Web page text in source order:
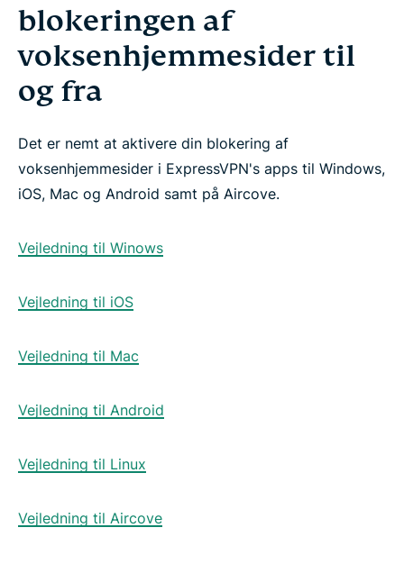
blokeringen af
voksenhjemmesider til
og fra
Det er nemt at aktivere din blokering af
voksenhjemmesider i ExpressVPN's apps til Windows,
iOS, Mac og Android samt på Aircove.
Vejledning til Winows
Vejledning til iOS
Vejledning til Mac
Vejledning til Android
Vejledning til Linux
Vejledning til Aircove